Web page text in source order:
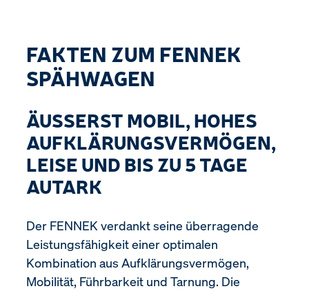
FAKTEN ZUM FENNEK
SPÄHWAGEN
ÄUSSERST MOBIL, HOHES A
UFKLÄRUNGSVERMÖGEN, L
EISE UND BIS ZU 5 TAGE A
UTARK
Der FENNEK verdankt seine überragende
Leistungsfähigkeit einer optimalen
Kombination aus Aufklärungsvermögen,
Mobilität, Führbarkeit und Tarnung. Die